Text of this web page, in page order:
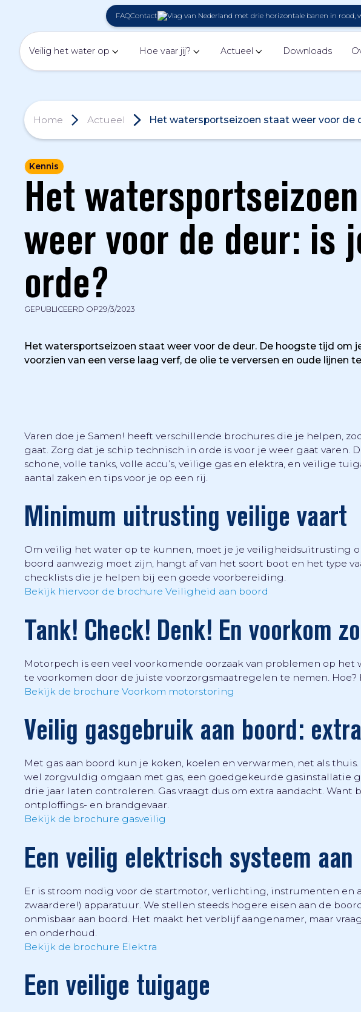
FAQContact
Veilig het water op Hoe vaar jij? Actueel Downloads
Home Actueel Het watersportseizoen staat weer voor de
Kennis
Het
weer voor de deur: is
orde?
GEPUBLICEERD OP29/3/2023
Het watersportseizoen staat weer voor de deur. De hoogste tijd om
voorzien van een verse laag verf, de olie te verversen en oude lijnen
Varen doe je Samen! heeft verschillende brochures die je helpen,
gaat. Zorg dat je schip technisch in orde is voor je weer gaat varen.
schone, volle tanks, volle accu’s, veilige gas en elektra, en veilige
aantal zaken en tips voor je op een rij.
Minimum uitrusting veilige vaart
Om veilig het water op te kunnen, moet je je veiligheidsuitrusting
boord aanwezig moet zijn, hangt af van het soort boot en het type
checklists die je helpen bij een goede voorbereiding.
Bekijk hiervoor de brochure Veiligheid aan boord
Tank! Check! Denk! En voorkom
Motorpech is een veel voorkomende oorzaak van problemen op
te voorkomen door de juiste voorzorgsmaatregelen te nemen. Hoe?
Bekijk de brochure Voorkom motorstoring
Veilig gasgebruik aan boord:
Met gas aan boord kun je koken, koelen en verwarmen, net als
wel zorgvuldig omgaan met gas, een goedgekeurde gasinstallatie
drie jaar laten controleren. Gas vraagt dus om extra aandacht. Want
ontploffings- en brandgevaar.
Bekijk de brochure gasveilig
Een veilig elektrisch systeem aan
Er is stroom nodig voor de startmotor, verlichting, instrumenten en
zwaardere!) apparatuur. We stellen steeds hogere eisen aan de
onmisbaar aan boord. Het maakt het verblijf aangenamer, maar
en onderhoud.
Bekijk de brochure Elektra
Een veilige tuigage